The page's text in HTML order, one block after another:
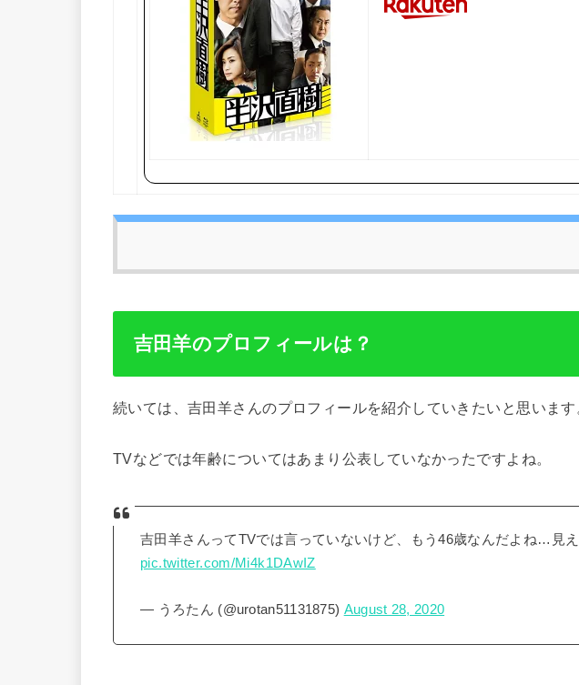
吉田羊のプロフィールは？
続いては、吉田羊さんのプロフィールを紹介していきたいと思います
TVなどでは年齢についてはあまり公表していなかったですよね。
吉田羊さんってTVでは言っていないけど、もう46歳なんだよね…見
pic.twitter.com/Mi4k1DAwIZ
— うろたん (@urotan51131875) August 28, 2020